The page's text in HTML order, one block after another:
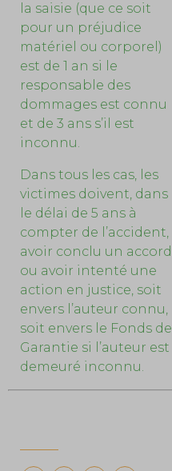
la saisie (que ce soit
pour un préjudice
matériel ou corporel)
est de 1 an si le
responsable des
dommages est connu
et de 3 ans s’il est
inconnu.
Dans tous les cas, les
victimes doivent, dans
le délai de 5 ans à
compter de l’accident,
avoir conclu un accord
ou avoir intenté une
action en justice, soit
envers l’auteur connu,
soit envers le Fonds de
Garantie si l’auteur est
demeuré inconnu.